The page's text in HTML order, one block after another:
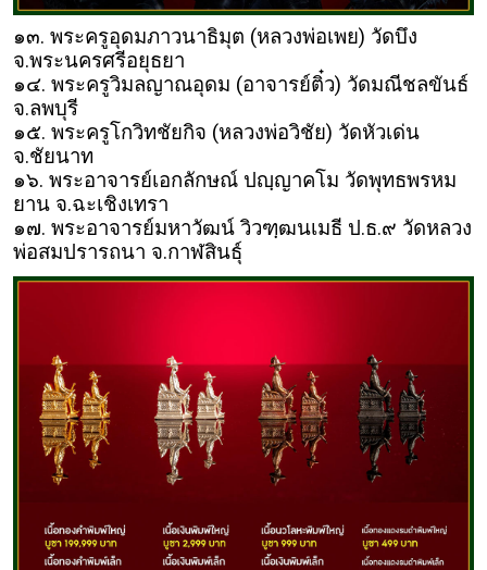
๑๓. พระครูอุดมภาวนาธิมุต (หลวงพ่อเพย) วัดบึง
จ.พระนครศรีอยุธยา
๑๔. พระครูวิมลญาณอุดม (อาจารย์ติ๋ว) วัดมณีชลขันธ์
จ.ลพบุรี
๑๕. พระครูโกวิทชัยกิจ (หลวงพ่อวิชัย) วัดหัวเด่น
จ.ชัยนาท
๑๖. พระอาจารย์เอกลักษณ์ ปญฺญาคโม วัดพุทธพรหม
ยาน จ.ฉะเชิงเทรา
๑๗. พระอาจารย์มหาวัฒน์ วิวฑฺฒนเมธี ป.ธ.๙ วัดหลวง
พ่อสมปรารถนา จ.กาฬสินธุ์